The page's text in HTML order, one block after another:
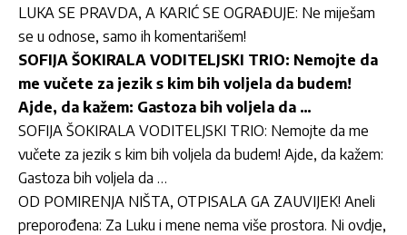
LUKA SE PRAVDA, A KARIĆ SE OGRAĐUJE: Ne miješam
se u odnose, samo ih komentarišem!
SOFIJA ŠOKIRALA VODITELJSKI TRIO: Nemojte da
me vučete za jezik s kim bih voljela da budem!
Ajde, da kažem: Gastoza bih voljela da …
SOFIJA ŠOKIRALA VODITELJSKI TRIO: Nemojte da me
vučete za jezik s kim bih voljela da budem! Ajde, da kažem:
Gastoza bih voljela da …
OD POMIRENJA NIŠTA, OTPISALA GA ZAUVIJEK! Aneli
preporođena: Za Luku i mene nema više prostora. Ni ovdje,